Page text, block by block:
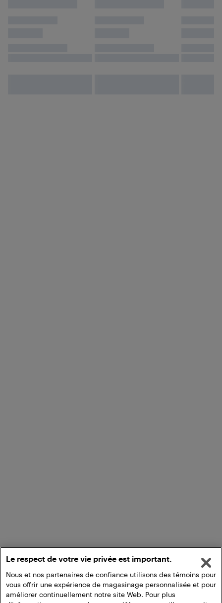
Le respect de votre vie privée est important.
Nous et nos partenaires de confiance utilisons des témoins pour
vous offrir une expérience de magasinage personnalisée et pour
améliorer continuellement notre site Web. Pour plus